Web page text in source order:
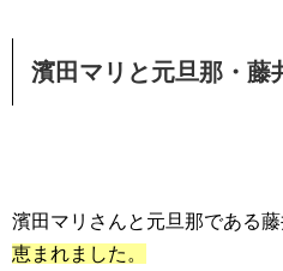
濱田マリと元旦那・藤
濱田マリさんと元旦那である
恵まれました。